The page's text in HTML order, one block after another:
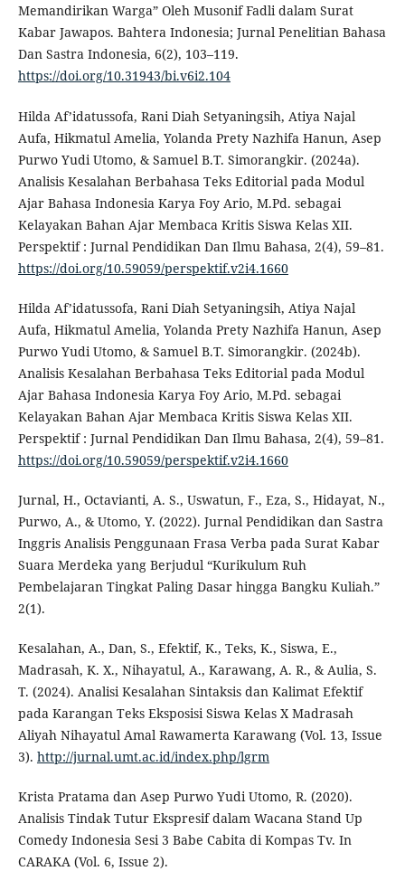
Memandirikan Warga” Oleh Musonif Fadli dalam Surat
Kabar Jawapos. Bahtera Indonesia; Jurnal Penelitian Bahasa
Dan Sastra Indonesia, 6(2), 103–119.
https://doi.org/10.31943/bi.v6i2.104
Hilda Af’idatussofa, Rani Diah Setyaningsih, Atiya Najal
Aufa, Hikmatul Amelia, Yolanda Prety Nazhifa Hanun, Asep
Purwo Yudi Utomo, & Samuel B.T. Simorangkir. (2024a).
Analisis Kesalahan Berbahasa Teks Editorial pada Modul
Ajar Bahasa Indonesia Karya Foy Ario, M.Pd. sebagai
Kelayakan Bahan Ajar Membaca Kritis Siswa Kelas XII.
Perspektif : Jurnal Pendidikan Dan Ilmu Bahasa, 2(4), 59–81.
https://doi.org/10.59059/perspektif.v2i4.1660
Hilda Af’idatussofa, Rani Diah Setyaningsih, Atiya Najal
Aufa, Hikmatul Amelia, Yolanda Prety Nazhifa Hanun, Asep
Purwo Yudi Utomo, & Samuel B.T. Simorangkir. (2024b).
Analisis Kesalahan Berbahasa Teks Editorial pada Modul
Ajar Bahasa Indonesia Karya Foy Ario, M.Pd. sebagai
Kelayakan Bahan Ajar Membaca Kritis Siswa Kelas XII.
Perspektif : Jurnal Pendidikan Dan Ilmu Bahasa, 2(4), 59–81.
https://doi.org/10.59059/perspektif.v2i4.1660
Jurnal, H., Octavianti, A. S., Uswatun, F., Eza, S., Hidayat, N.,
Purwo, A., & Utomo, Y. (2022). Jurnal Pendidikan dan Sastra
Inggris Analisis Penggunaan Frasa Verba pada Surat Kabar
Suara Merdeka yang Berjudul “Kurikulum Ruh
Pembelajaran Tingkat Paling Dasar hingga Bangku Kuliah.”
2(1).
Kesalahan, A., Dan, S., Efektif, K., Teks, K., Siswa, E.,
Madrasah, K. X., Nihayatul, A., Karawang, A. R., & Aulia, S.
T. (2024). Analisi Kesalahan Sintaksis dan Kalimat Efektif
pada Karangan Teks Eksposisi Siswa Kelas X Madrasah
Aliyah Nihayatul Amal Rawamerta Karawang (Vol. 13, Issue
3). http://jurnal.umt.ac.id/index.php/lgrm
Krista Pratama dan Asep Purwo Yudi Utomo, R. (2020).
Analisis Tindak Tutur Ekspresif dalam Wacana Stand Up
Comedy Indonesia Sesi 3 Babe Cabita di Kompas Tv. In
CARAKA (Vol. 6, Issue 2).